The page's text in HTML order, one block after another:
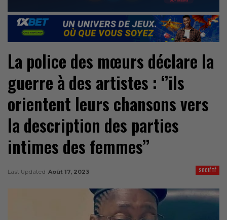
La police des mœurs déclare la
guerre à des artistes : ‘’ils
orientent leurs chansons vers
la description des parties
intimes des femmes’’
SOCIÉTÉ
Last Updated Août 17, 2023